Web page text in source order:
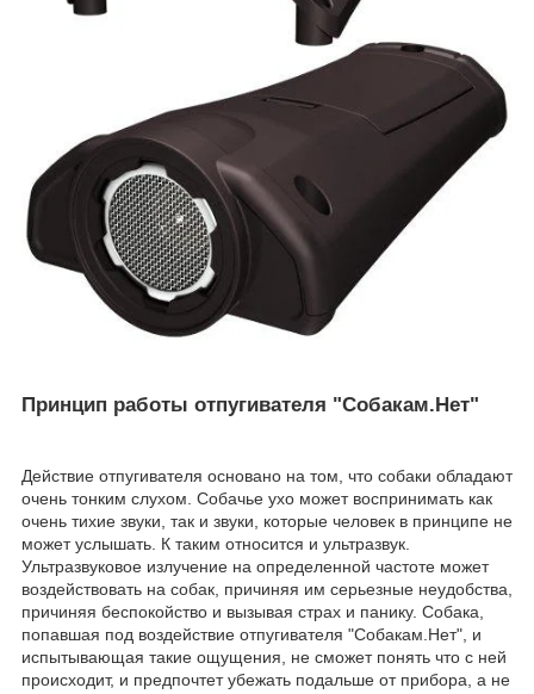
Принцип работы отпугивателя "Собакам.Нет"
Действие отпугивателя основано на том, что собаки обладают
очень тонким слухом. Собачье ухо может воспринимать как
очень тихие звуки, так и звуки, которые человек в принципе не
может услышать. К таким относится и ультразвук.
Ультразвуковое излучение на определенной частоте может
воздействовать на собак, причиняя им серьезные неудобства,
причиняя беспокойство и вызывая страх и панику. Собака,
попавшая под воздействие отпугивателя "Собакам.Нет", и
испытывающая такие ощущения, не сможет понять что с ней
происходит, и предпочтет убежать подальше от прибора, а не